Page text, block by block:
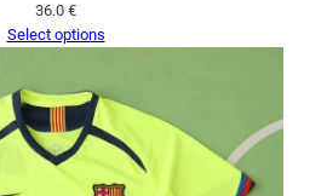
36.0 €
Select options